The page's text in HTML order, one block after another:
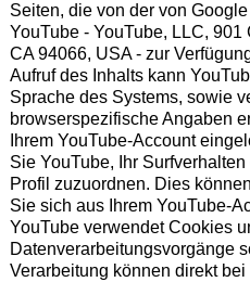
Seiten, die von der von
YouTube - YouTube, LLC, 901
CA 94066, USA - zur
Aufruf des Inhalts kann
Sprache des Systems, sowie
browserspezifische Angaben
Ihrem YouTube-Account
Sie YouTube, Ihr
Profil zuzuordnen. Dies
Sie sich aus Ihrem YouTube-
YouTube verwendet Cookies
Datenverarbeitungsvorgänge
Verarbeitung können direkt bei